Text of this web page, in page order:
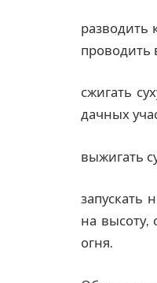
разводить
проводить
сжигать
дачных
выжигать
запускать
на высоту,
огня.